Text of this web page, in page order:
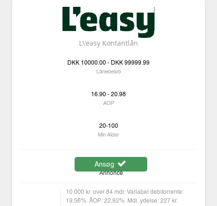
L\'easy Kontantlån
DKK 10000.00 - DKK 99999.99
Lånebeløb
16.90 - 20.98
AOP
20-100
Min Alder
Ansøg
Annonce
10.000 kr. over 84 mdr. Variabel debitorrente:
19,56%. ÅOP: 22,92%. Mdl. ydelse: 227 kr.